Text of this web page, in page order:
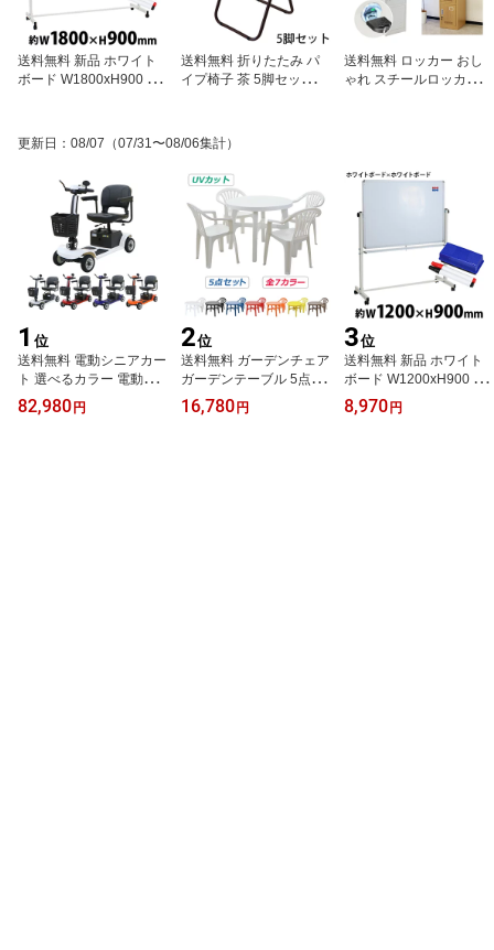
送料無料 新品 ホワイト
ボード W1800xH900 両
ネット付 ストッパー付キ
ャスター 回転式 がっち
0x90 トレイ付き スタン
ド 脚付き 足付き アルミ
枠 白板 スチール 掲示板
オフィス 18090wwst
送料無料 折りたたみ パ
イプ椅子 茶 5脚セット 完
チェア 会議イス 会議椅
子 事務椅子 パイプチェ
ア イス いす 背もたれ オ
フィス 椅子 簡易椅子 折
り畳み スチール 軽量 オ
ールブラウン xcallbr5set
送料無料 ロッカー おし
ゃれ スチールロッカー 4
所 会社 業務用 スリム か
ぎ付き 更衣ロッカー オ
フィスロッカー キャビネ
チュラル 10-008newwh
更新日 ： 08/07 （07/31〜08/06集計）
1 位
送料無料 電動シニアカー
ト 選べるカラー 電動カ
ート シルバーカー サイ
ドミラー 車椅子 PSE適
82,980 円
2位
送料無料 ガーデンチェア
ガーデンテーブル 5点セ
ット UVカット 選べる7
カラー ガーデンセット
16,780 円
3位
送料無料 新品 ホワイト
ボード W1200xH900 両
面 エコノミーモデル マ
ーカー イレーザー マグ
8,970 円